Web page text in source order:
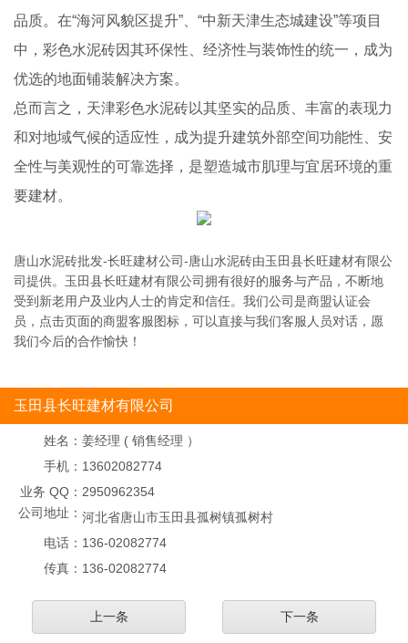
品质。在“海河风貌区提升”、“中新天津生态城建设”等项目
中，彩色水泥砖因其环保性、经济性与装饰性的统一，成为
优选的地面铺装解决方案。
总而言之，天津彩色水泥砖以其坚实的品质、丰富的表现力
和对地域气候的适应性，成为提升建筑外部空间功能性、安
全性与美观性的可靠选择，是塑造城市肌理与宜居环境的重
要建材。
唐山水泥砖批发-长旺建材公司-唐山水泥砖由玉田县长旺建材有限公
司提供。玉田县长旺建材有限公司拥有很好的服务与产品，不断地
受到新老用户及业内人士的肯定和信任。我们公司是商盟认证会
员，点击页面的商盟客服图标，可以直接与我们客服人员对话，愿
我们今后的合作愉快！
玉田县长旺建材有限公司
姓名： 姜经理 ( 销售经理 ）
手机： 13602082774
业务 QQ： 2950962354
公司地址： 河北省唐山市玉田县孤树镇孤树村
电话： 136-02082774
传真： 136-02082774
上一条 下一条